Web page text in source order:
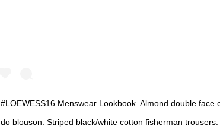
#LOEWESS16 Menswear Lookbook. Almond double face
do blouson. Striped black/white cotton fisherman